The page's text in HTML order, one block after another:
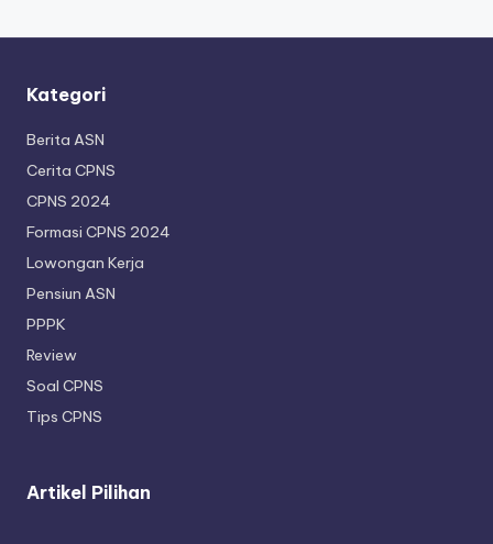
Kategori
Berita ASN
Cerita CPNS
CPNS 2024
Formasi CPNS 2024
Lowongan Kerja
Pensiun ASN
PPPK
Review
Soal CPNS
Tips CPNS
Artikel Pilihan